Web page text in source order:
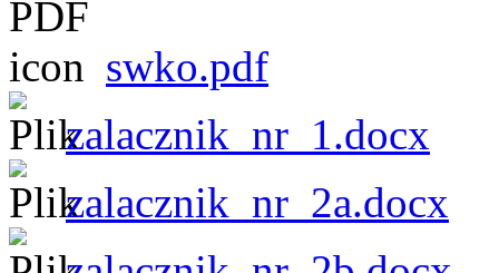
swko.pdf
zalacznik_nr_1.docx
zalacznik_nr_2a.docx